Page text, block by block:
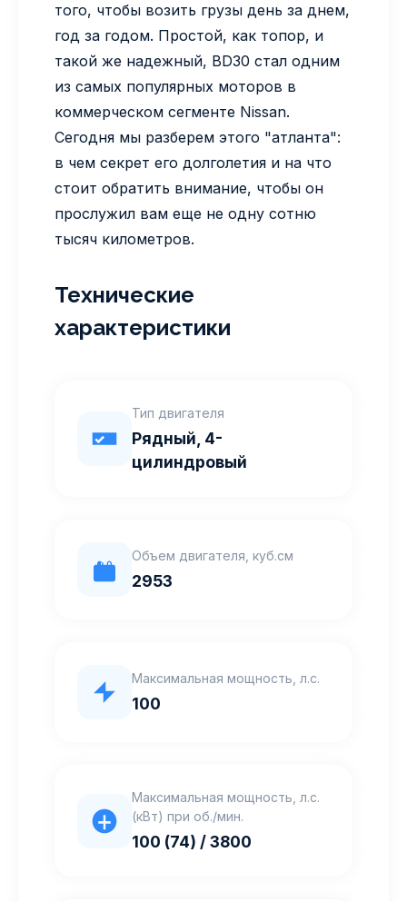
того, чтобы возить грузы день за днем,
год за годом. Простой, как топор, и
такой же надежный, BD30 стал одним
из самых популярных моторов в
коммерческом сегменте Nissan.
Сегодня мы разберем этого "атланта":
в чем секрет его долголетия и на что
стоит обратить внимание, чтобы он
прослужил вам еще не одну сотню
тысяч километров.
Технические
характеристики
Тип двигателя
Рядный, 4-
цилиндровый
Объем двигателя, куб.см
2953
Максимальная мощность, л.с.
100
Максимальная мощность, л.с.
(кВт) при об./мин.
100 (74) / 3800